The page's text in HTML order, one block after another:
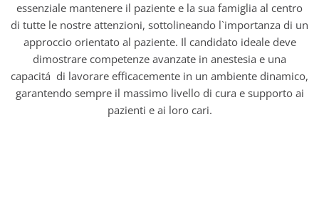
essenziale mantenere il paziente e la sua famiglia al centro
di tutte le nostre attenzioni, sottolineando l`importanza di un
approccio orientato al paziente. Il candidato ideale deve
dimostrare competenze avanzate in anestesia e una
capacitá di lavorare efficacemente in un ambiente dinamico,
garantendo sempre il massimo livello di cura e supporto ai
pazienti e ai loro cari.